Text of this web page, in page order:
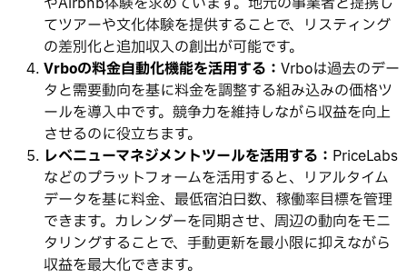
てツアーや文化体験を提供することで、リスティング
の差別化と追加収入の創出が可能です。
Vrboの料金自動化機能を活用する： Vrboは過去のデー
タと需要動向を基に料金を調整する組み込みの価格ツ
ールを導入中です。競争力を維持しながら収益を向上
させるのに役立ちます。
レベニューマネジメントツールを活用する： PriceLabs
などのプラットフォームを活用すると、リアルタイム
データを基に料金、最低宿泊日数、稼働率目標を管理
できます。カレンダーを同期させ、周辺の動向をモニ
タリングすることで、手動更新を最小限に抑えながら
収益を最大化できます。